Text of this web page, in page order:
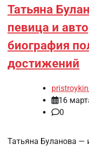
Татьяна
певица и
биография
достижений
pristroykin_
16
0
Татьяна Буланова —